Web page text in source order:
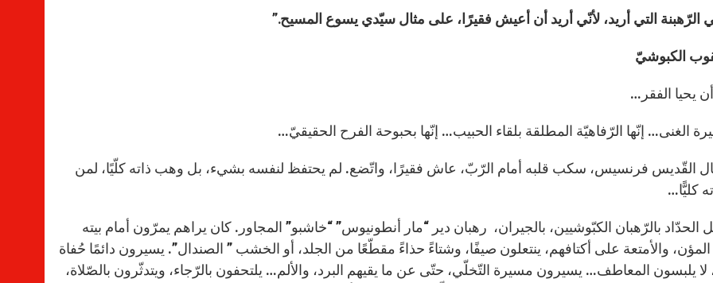
الرّهبنة التي أريد، لأنّي أريد أن أعيش فقيرًا، على مثال سيّدي يسوع المسيح.”
الكبوشيّ
يحيا الفقر…
الغنى… إنّها الرّفاهيّة المطلقة بلقاء الحبيب… إنّها بحبوحة الفرح الحقيقيّ…
القّديس فرنسيس، سكب قلبه أمام الرّبّ، عاش فقيرًا، واتّضع. لم يحتفظ لنفسه بشيء، بل وهب ذاته كلّيًا، لمن
كليًّا…
الحدّاد بالرّهبان الكبّوشيين، بالجيران، رهبان دير “مار أنطونيوس” “خاشبو” المجاور. كان يراهم يمرّون أمام بيته
والأمتعة على أكتافهم، ينتعلون صيفًا، وشتاءً حذاءً مقطّعًا من الجلد، أو الخشب ” الصندال”. يسيرون دائمًا حُفاة
لا يلبسون المعاطف… يسيرون مسيرة التّخلّي، حتّى عن ما يقيهم البرد، والألم… يلتحفون بالرّجاء، ويتدثّرون بالصّلاة،